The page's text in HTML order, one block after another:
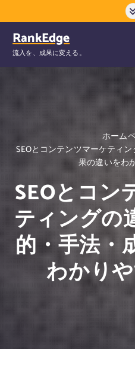
ン
RankEdge
流入を、成果に変える。
ホーム
SEOとコンテンツマーケティ
果の違いをわ
SEOとコン
ティングの
的・手法・
わかり